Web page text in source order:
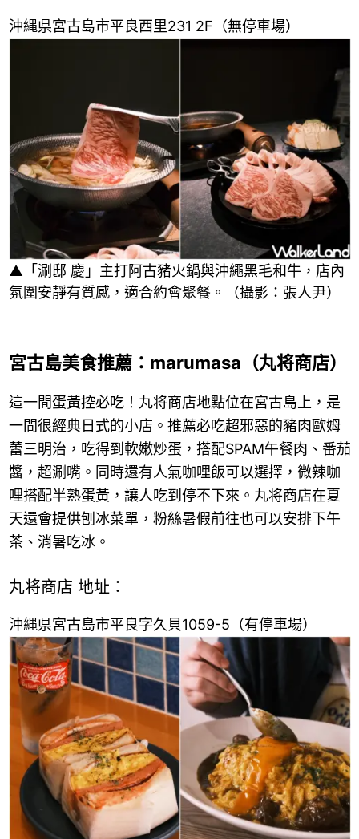
沖縄県宮古島市平良西里231 2F（無停車場）
▲「涮邸 慶」主打阿古豬火鍋與沖繩黑毛和牛，店內
氛圍安靜有質感，適合約會聚餐。（攝影：張人尹）
宮古島美食推薦：marumasa（丸将商店）
這一間蛋黃控必吃！丸将商店地點位在宮古島上，是
一間很經典日式的小店。推薦必吃超邪惡的豬肉歐姆
蕾三明治，吃得到軟嫩炒蛋，搭配SPAM午餐肉、番茄
醬，超涮嘴。同時還有人氣咖哩飯可以選擇，微辣咖
哩搭配半熟蛋黃，讓人吃到停不下來。丸将商店在夏
天還會提供刨冰菜單，粉絲暑假前往也可以安排下午
茶、消暑吃冰。
丸将商店 地址：
沖縄県宮古島市平良字久貝1059-5（有停車場）